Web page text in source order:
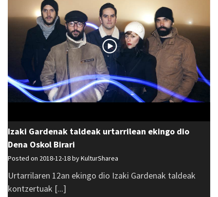
Izaki Gardenak taldeak urtarrilean ekingo dio
Dena Oskol Birari
Posted on 2018-12-18 byKulturSharea
Urtarrilaren 12an ekingo dio Izaki Gardenak taldeak
kontzertuak [...]